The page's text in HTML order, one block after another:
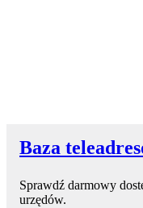
Baza
Sprawdź darmowy
urzędów.